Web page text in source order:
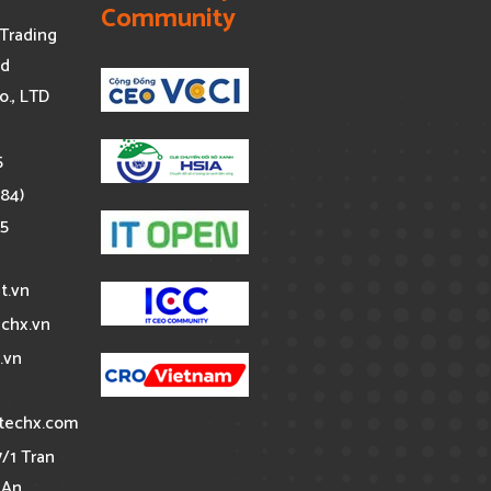
LTD
Tran
Community